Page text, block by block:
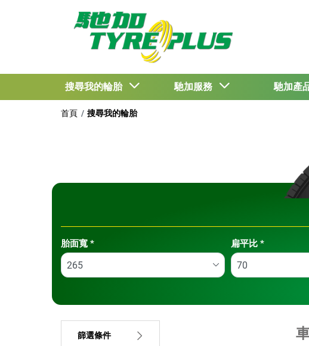
搜尋我的輪胎 馳加服務 馳加產
首頁 搜尋我的輪胎
Tab updated: 依尺寸
胎面寬* 扁平比 *
篩選條件